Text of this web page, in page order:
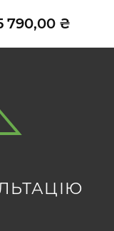
790,00 ₴